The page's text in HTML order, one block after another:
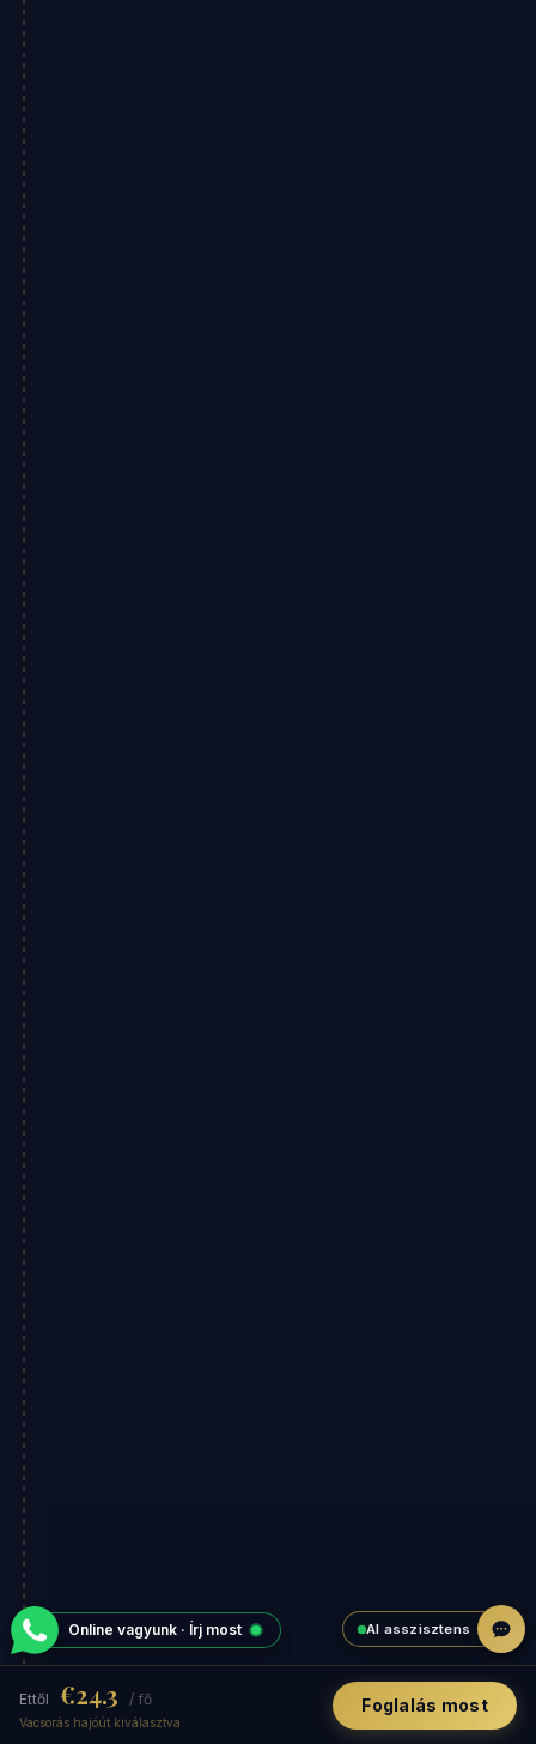
Ettől €24.3 / fő
Vacsorás hajóút kiválasztva
Foglalás most
Online vagyunk · Írj most AI asszisztens